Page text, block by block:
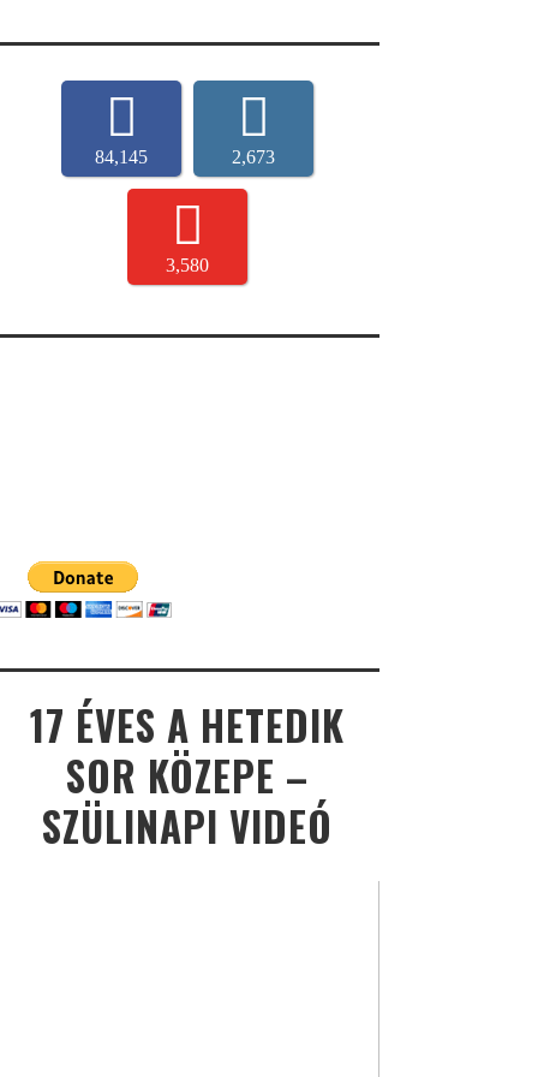
84,145 2,673
3,580
17 ÉVES A HETEDIK
SOR KÖZEPE –
SZÜLINAPI VIDEÓ